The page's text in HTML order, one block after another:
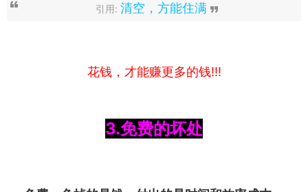
引用: 清空，方能住满
花钱，才能赚更多的钱!!!
3.免费的坏处